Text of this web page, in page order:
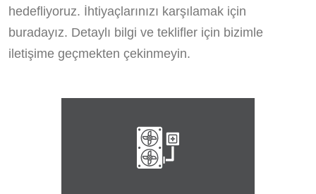
hedefliyoruz. İhtiyaçlarınızı karşılamak için
buradayız. Detaylı bilgi ve teklifler için bizimle
iletişime geçmekten çekinmeyin.